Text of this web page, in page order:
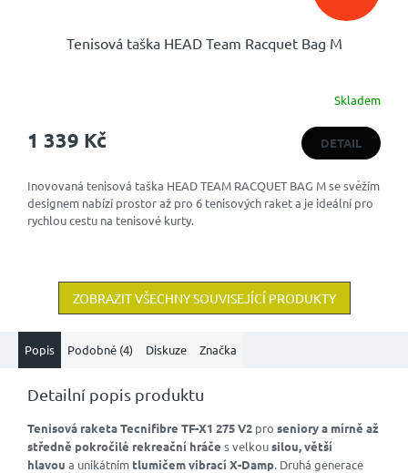
Tenisová taška HEAD Team Racquet Bag M
Skladem
1 339 Kč DETAIL
Inovovaná tenisová taška HEAD TEAM RACQUET BAG M se svěžím
designem nabízí prostor až pro 6 tenisových raket a je ideální pro
rychlou cestu na tenisové kurty.
ZOBRAZIT VŠECHNY SOUVISEJÍCÍ PRODUKTY
Popis Podobné (4) Diskuze Značka
Detailní popis produktu
Tenisová raketa Tecnifibre TF-X1 275 V2 pro seniorya mírně až
středně pokročilé rekreační hráče s velkousilou, větší
hlavou a unikátnímtlumičem vibrací X-Damp. Druhá generace